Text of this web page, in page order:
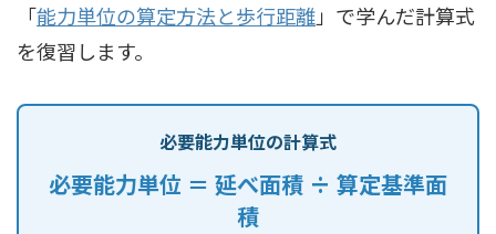
「能力単位の算定方法と歩行距離」で学んだ計算式
を復習します。
必要能力単位の計算式
必要能力単位 ＝ 延べ面積 ÷ 算定基準面
積